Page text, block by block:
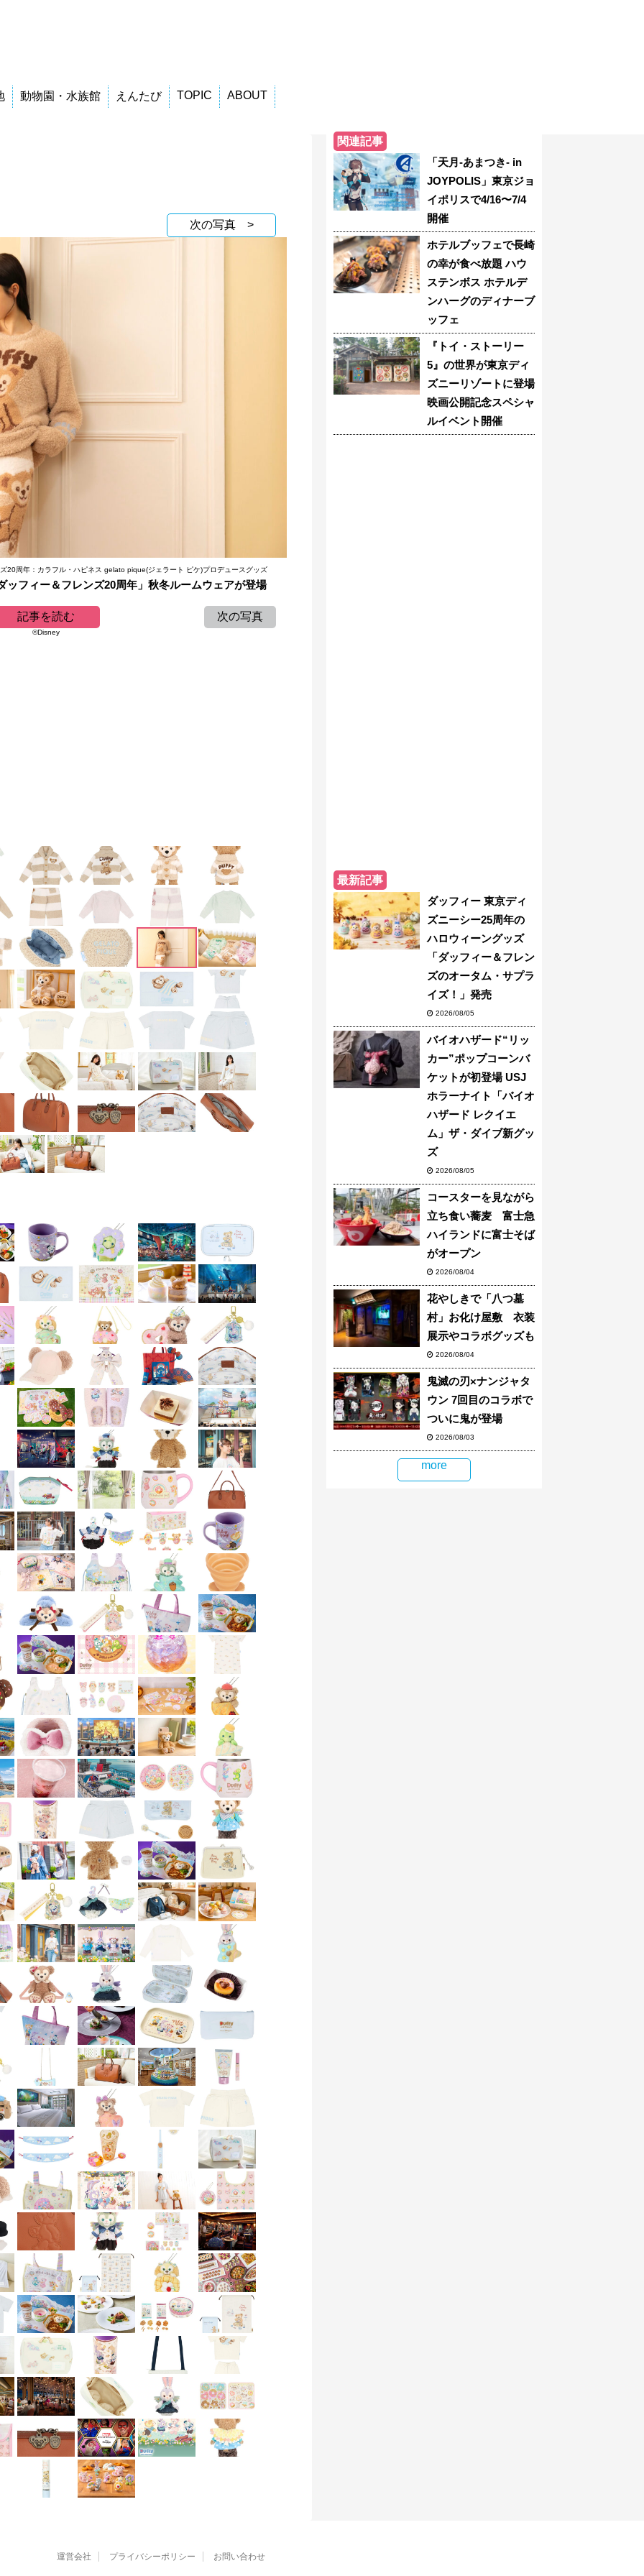
動物園・水族館 えんたび TOPIC ABOUT
次の写真 >
20周年：カラフル・ハピネス gelato pique(ジェラート ピケ)プロデュースグッズ
フィー＆フレンズ20周年」秋冬ルームウェアが登場
記事を読む 次の写真
©Disney
関連記事
「天月-あまつき- in
JOYPOLIS」東京ジョ
イポリスで4/16〜7/4
開催
ホテルブッフェで長崎
の幸が食べ放題 ハウ
ステンボス ホテルデ
ンハーグのディナーブ
ッフェ
『トイ・ストーリー
5』の世界が東京ディ
ズニーリゾートに登場
映画公開記念スペシャ
ルイベント開催
最新記事
ダッフィー 東京ディ
ズニーシー25周年の
ハロウィーングッズ
「ダッフィー＆フレン
ズのオータム・サプラ
イズ！」発売
2026/08/05
バイオハザード“リッ
カー”ポップコーンバ
ケットが初登場 USJ
ホラーナイト「バイオ
ハザード レクイエ
ム」ザ・ダイブ新グッ
ズ
2026/08/05
コースターを見ながら
立ち食い蕎麦 富士急
ハイランドに富士そば
がオープン
2026/08/04
花やしきで「八つ墓
村」お化け屋敷 衣装
展示やコラボグッズも
2026/08/04
鬼滅の刃×ナンジャタ
ウン 7回目のコラボで
ついに鬼が登場
2026/08/03
more
運営会社 プライバシーポリシー お問い合わせ